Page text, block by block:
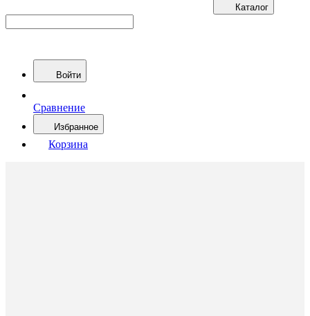
Каталог
Войти
Сравнение
Избранное
Корзина